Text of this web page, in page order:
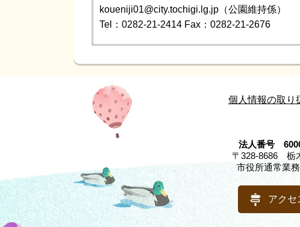
koueniji01@city.tochigi.lg.jp（公園維持係）
Tel：0282-21-2414 Fax：0282-21-2676
個人情報の取り
法人番号
〒328-8686 栃
市役所通常業
アクセ